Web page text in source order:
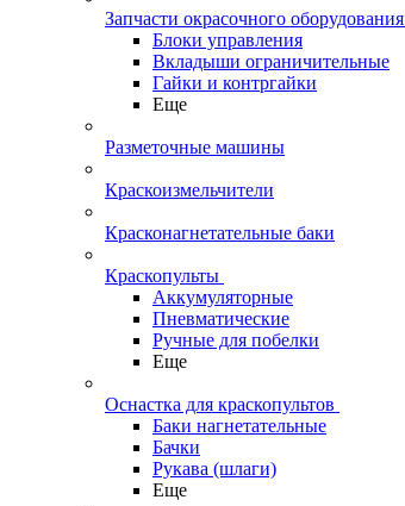
Запчасти окрасочного оборудования
Блоки управления
Вкладыши ограничительные
Гайки и контргайки
Еще
Разметочные машины
Краскоизмельчители
Красконагнетательные баки
Краскопульты
Аккумуляторные
Пневматические
Ручные для побелки
Еще
Оснастка для краскопультов
Баки нагнетательные
Бачки
Рукава (шлаги)
Еще